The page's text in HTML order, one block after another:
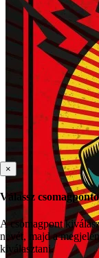
×
Válassz
A csomagpont
nevét, majd a
kiválasztani.